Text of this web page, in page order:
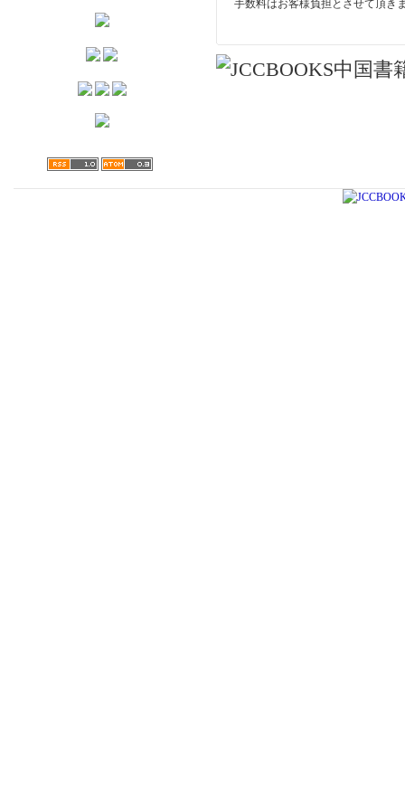
手数料はお客様負担とさせて頂き